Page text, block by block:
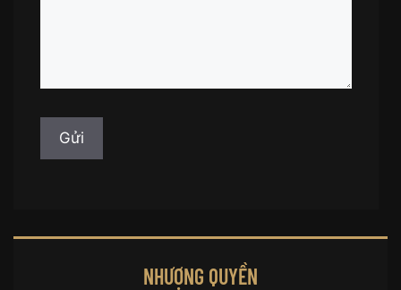
NHƯỢNG QUYỀN